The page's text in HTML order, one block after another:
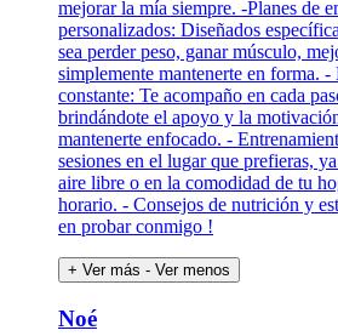
mejorar la mía siempre. -Planes de
personalizados: Diseñados
sea perder peso, ganar músculo,
simplemente mantenerte en forma.
constante: Te acompaño en cada
brindándote el apoyo y la
mantenerte enfocado. -
sesiones en el lugar que prefieras,
aire libre o en la comodidad de tu
horario. - Consejos de nutrición y
en probar conmigo !
+ Ver más - Ver menos
Noé